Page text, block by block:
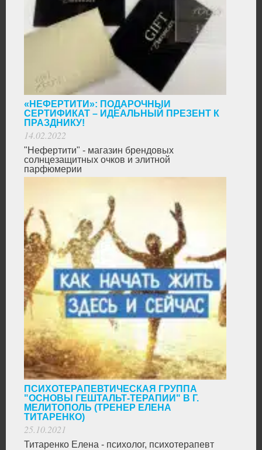
«НЕФЕРТИТИ»: ПОДАРОЧНЫЙ
СЕРТИФИКАТ – ИДЕАЛЬНЫЙ ПРЕЗЕНТ К
ПРАЗДНИКУ!
14.02.2022
"Нефертити" - магазин брендовых
солнцезащитных очков и элитной
парфюмерии
ПСИХОТЕРАПЕВТИЧЕСКАЯ ГРУППА
"ОСНОВЫ ГЕШТАЛЬТ-ТЕРАПИИ" В Г.
МЕЛИТОПОЛЬ (ТРЕНЕР ЕЛЕНА
ТИТАРЕНКО)
25.10.2021
Титаренко Елена - психолог, психотерапевт